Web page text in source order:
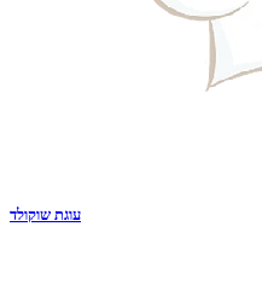
עוגת שוקולד